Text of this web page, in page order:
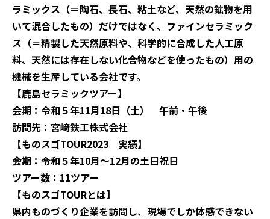
ラミックス（＝陶石、長石、粘土など、天然の鉱物を用
いて混合したもの）だけではなく、ファインセラミック
ス（＝精製した天然原料や、科学的に合成した人工原
料、天然には存在しない化合物などを使ったもの）用の
機械を生産している会社です。
【鹿島セラミックツアー】
会期：令和５年11月18日（土） 午前・午後
訪問先：宮﨑鉄工株式会社
【ものスゴTOUR2023 実績】
会期：令和５年10月～12月の土日祝日
ツアー数：11ツアー
【ものスゴTOURとは】
県内ものづくり企業を訪問し、現場でしか体感できない